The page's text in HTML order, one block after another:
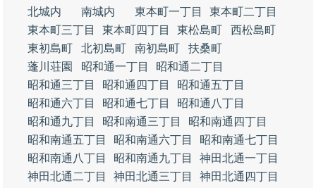
北城内
南城内 東本町一丁目
東本町二丁目
東本町三丁目
東本町四丁目 東松島町
西松島町
東初島町
北初島町 南初島町
扶桑町
蓬川荘園
昭和通一丁目
昭和通二丁目
昭和通三丁目
昭和通四丁目
昭和通五丁目
昭和通六丁目
昭和通七丁目
昭和通八丁目
昭和通九丁目
昭和南通三丁目
昭和南通四丁目
昭和南通五丁目
昭和南通六丁目
昭和南通七丁目
昭和南通八丁目
昭和南通九丁目
神田北通一丁目
神田北通二丁目
神田北通三丁目 神田北通四丁目